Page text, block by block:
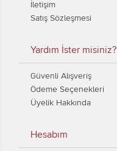
İletişim
Satış Sözleşmesi
Yardım İster misiniz?
Güvenli Alışveriş
Ödeme Seçenekleri
Üyelik Hakkında
Hesabım